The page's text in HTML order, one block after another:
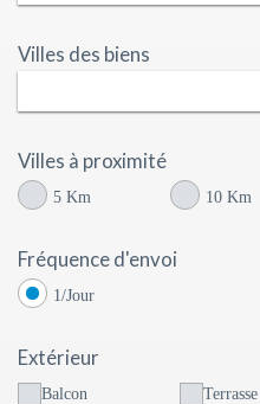
Villes des biens
Villes à proximité
5 Km 10 Km
Fréquence d'envoi
1/Jour
Extérieur
Balcon Terrasse